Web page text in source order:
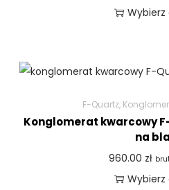
F-Quartz,
Konglomerat kwarcowy
na
960.00 zł